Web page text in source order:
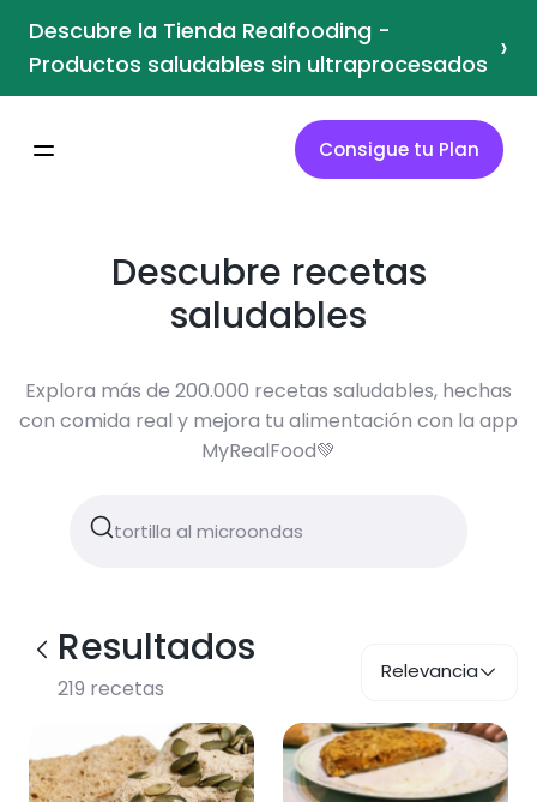
Descubre la Tienda Realfooding -
Productos saludables sin ultraprocesados ›
Consigue tu Plan
Descubre recetas
saludables
Explora más de 200.000 recetas saludables, hechas
con comida real y mejora tu alimentación con la app
MyRealFood💚
Resultados
219 recetas
Relevancia